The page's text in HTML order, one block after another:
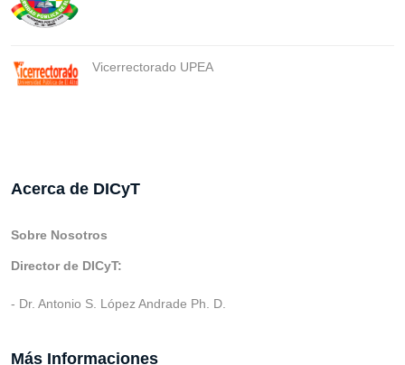
Vicerrectorado UPEA
Acerca de DICyT
Sobre Nosotros
Director de DICyT:
- Dr. Antonio S. López Andrade Ph. D.
Más Informaciones